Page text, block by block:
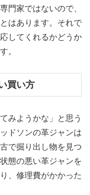
門家ではないので、
はあります。それで
してくれるかどうか
。
買い方
みようかな」と思う
ドソンの革ジャンは
で掘り出し物を見つ
態の悪い革ジャンを
、修理費がかかった